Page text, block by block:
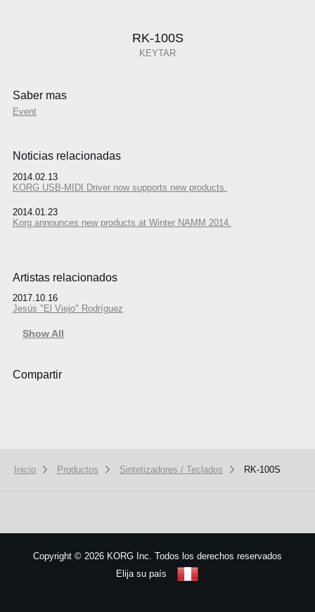
RK-100S
KEYTAR
Saber mas
Event
Noticias relacionadas
2014.02.13
KORG USB-MIDI Driver now supports new products.
2014.01.23
Korg announces new products at Winter NAMM 2014.
Artistas relacionados
2017.10.16
Jesús "El Viejo" Rodríguez
Show All
Compartir
Inicio Productos Sintetizadores / Teclados RK-100S
Copyright © 2026 KORG Inc. Todos los derechos reservados
Elija su país